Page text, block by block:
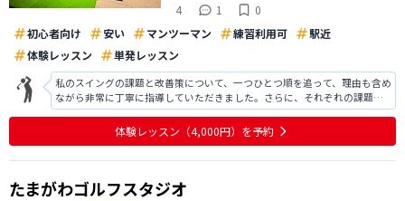
4
1
0
初心者向け
安い マンツーマン 練習利用可
駅近
体験レッスン
単発レッスン
私のスイングの課題と改善策について、一つひとつ順を追って、理由も含め
ながら非常に丁寧に指導していただきました。さらに、それぞれの課題を
改善するための具体的な練習方法まで分かりやすく説明してくださり、大
変勉強になりました。 レッスン内容も非常に分かりやすく、とても満足し
ています。ありがとうございました
体験レッスン （4,000円） を予約
たまがわゴルフスタジオ